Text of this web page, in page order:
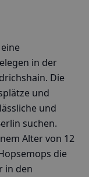
in der
Die
und
und
suchen.
Alter von 12
die
in den